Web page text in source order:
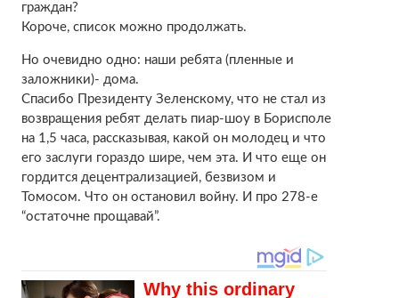
граждан?
Короче, список можно продолжать.
Но очевидно одно: наши ребята (пленные и
заложники)- дома.
Спасибо Президенту Зеленскому, что не стал из
возвращения ребят делать пиар-шоу в Борисполе
на 1,5 часа, рассказывая, какой он молодец и что
его заслуги гораздо шире, чем эта. И что еще он
гордится децентрализацией, безвизом и
Томосом. Что он остановил войну. И про 278-е
“остаточне прощавай”.